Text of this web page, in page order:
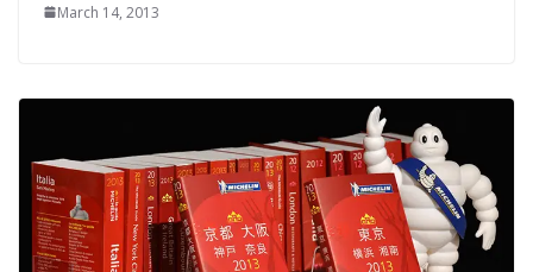
March 14, 2013